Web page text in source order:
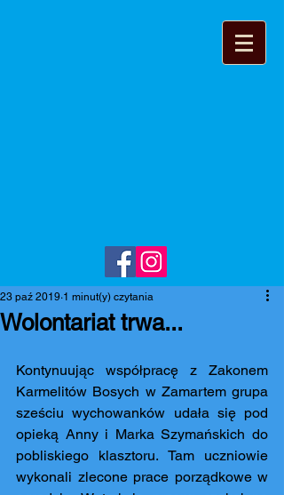
Wolontariat trwa...
23 paź 2019 1 minut(y) czytania
Kontynuując współpracę z Zakonem
Karmelitów Bosych w Zamartem grupa
sześciu wychowanków udała się pod
opieką Anny i Marka Szymańskich do
pobliskiego klasztoru. Tam uczniowie
wykonali zlecone prace porządkowe w